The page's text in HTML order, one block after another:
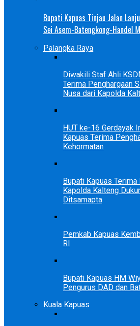
Bupati Kapuas Tinjau Jalan
Sei Asem-Batengkong-Handel
Palangka Raya
Diwakili Staf Ahli
Terima Penghargaan
Nusa dari Kapolda
HUT ke-16 Gerdayak
Kapuas Terima
Kehormatan
Bupati Kapuas
Kapolda Kalteng
Ditsamapta
Pemkab Kapuas
RI
Bupati Kapuas HM
Pengurus DAD dan
Kuala Kapuas